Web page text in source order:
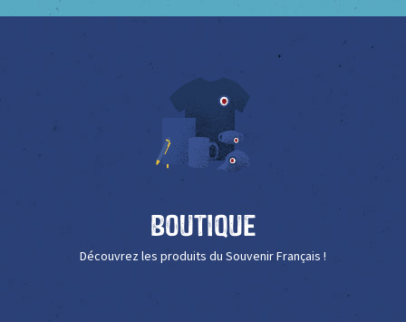
Boutique
Découvrez les produits du Souvenir Français !